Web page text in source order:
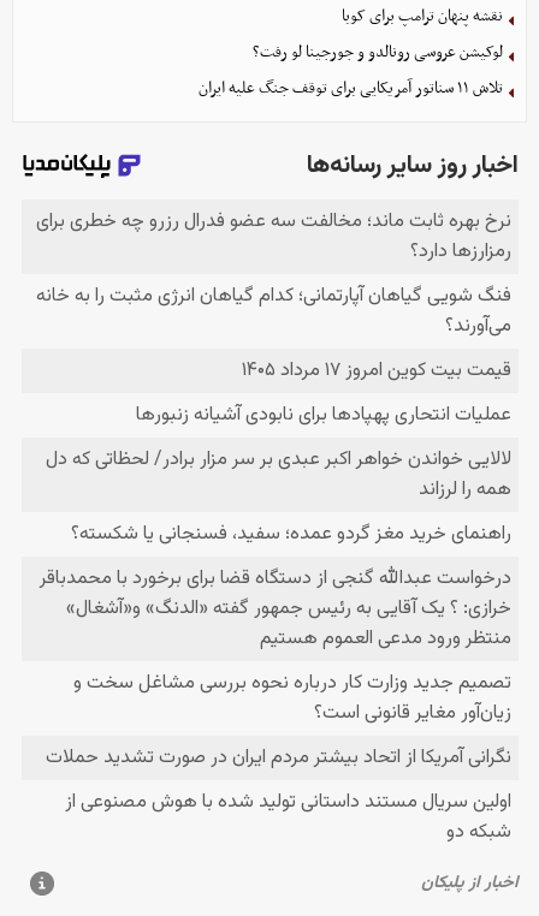
نقشه پنهان ترامپ برای کوبا
لوکیشن عروسی رونالدو و جورجینا لو رفت؟
تلاش ۱۱ سناتور آمریکایی برای توقف جنگ علیه ایران